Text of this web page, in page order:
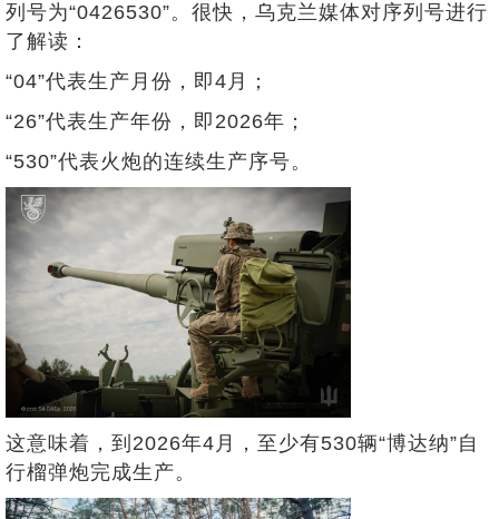
列号为“0426530”。很快，乌克兰媒体对序列号进行
了解读：
“04”代表生产月份，即4月；
“26”代表生产年份，即2026年；
“530”代表火炮的连续生产序号。
这意味着，到2026年4月，至少有530辆“博达纳”自
行榴弹炮完成生产。